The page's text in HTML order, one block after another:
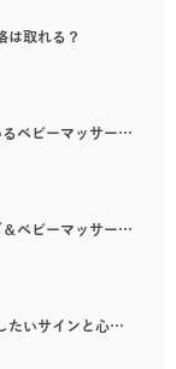
は取れる？
ベビーマッサー…
＆ベビーマッサー…
たいサインと心…